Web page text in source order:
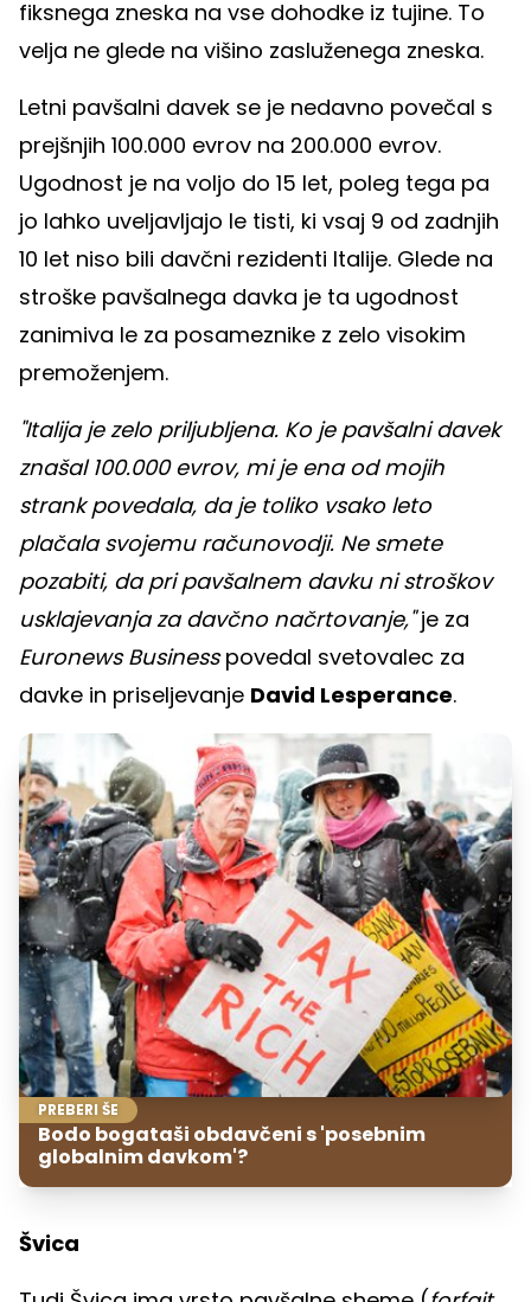
fiksnega zneska na vse dohodke iz tujine. To
velja ne glede na višino zasluženega zneska.
Letni pavšalni davek se je nedavno povečal s
prejšnjih 100.000 evrov na 200.000 evrov.
Ugodnost je na voljo do 15 let, poleg tega pa
jo lahko uveljavljajo le tisti, ki vsaj 9 od zadnjih
10 let niso bili davčni rezidenti Italije. Glede na
stroške pavšalnega davka je ta ugodnost
zanimiva le za posameznike z zelo visokim
premoženjem.
"Italija je zelo priljubljena. Ko je pavšalni davek
znašal 100.000 evrov, mi je ena od mojih
strank povedala, da je toliko vsako leto
plačala svojemu računovodji. Ne smete
pozabiti, da pri pavšalnem davku ni stroškov
usklajevanja za davčno načrtovanje,"je za
Euronews Businesspovedal svetovalec za
davke in priseljevanje David Lesperance.
PREBERI ŠE
Bodo bogataši obdavčeni s 'posebnim
globalnim davkom'?
Švica